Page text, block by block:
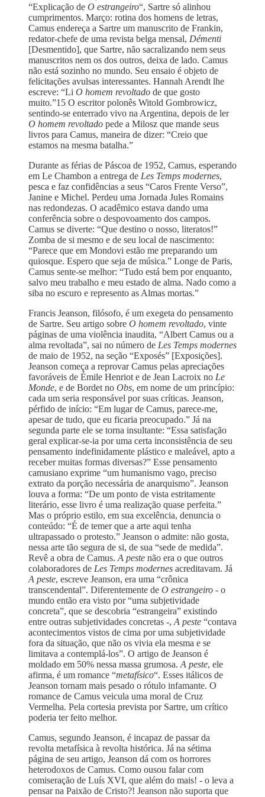
“Explicação de O estrangeiro“, Sartre só alinhou
cumprimentos. Março: rotina dos homens de letras,
Camus endereça a Sartre um manuscrito de Frankin,
redator-chefe de uma revista belga mensal, Démenti
[Desmentido], que Sartre, não sacralizando nem seus
manuscritos nem os dos outros, deixa de lado. Camus
não está sozinho no mundo. Seu ensaio é objeto de
felicitações avulsas interessantes. Hannah Arendt lhe
escreve: “Li O homem revoltado de que gosto
muito.”15 O escritor polonês Witold Gombrowicz,
sentindo-se enterrado vivo na Argentina, depois de ler
O homem revoltado pede a Milosz que mande seus
livros para Camus, maneira de dizer: “Creio que
estamos na mesma batalha.”
Durante as férias de Páscoa de 1952, Camus, esperando
em Le Chambon a entrega de Les Temps modernes,
pesca e faz confidências a seus “Caros Frente Verso”,
Janine e Michel. Perdeu uma Jornada Jules Romains
nas redondezas. O acadêmico estava dando uma
conferência sobre o despovoamento dos campos.
Camus se diverte: “Que destino o nosso, literatos!”
Zomba de si mesmo e de seu local de nascimento:
“Parece que em Mondovi estão me preparando um
quiosque. Espero que seja de música.” Longe de Paris,
Camus sente-se melhor: “Tudo está bem por enquanto,
salvo meu trabalho e meu estado de alma. Nado como a
siba no escuro e represento as Almas mortas.”
Francis Jeanson, filósofo, é um exegeta do pensamento
de Sartre. Seu artigo sobre O homem revoltado, vinte
páginas de uma violência inaudita, “Albert Camus ou a
alma revoltada”, sai no número de Les Temps modernes
de maio de 1952, na seção “Exposés” [Exposições].
Jeanson começa a reprovar Camus pelas apreciações
favoráveis de Émile Henriot e de Jean Lacroix no Le
Monde, e de Bordet no Obs, em nome de um princípio:
cada um seria responsável por suas críticas. Jeanson,
pérfido de início: “Em lugar de Camus, parece-me,
apesar de tudo, que eu ficaria preocupado.” Já na
segunda parte ele se torna insultante: “Essa satisfação
geral explicar-se-ia por uma certa inconsistência de seu
pensamento indefinidamente plástico e maleável, apto a
receber muitas formas diversas?” Esse pensamento
camusiano exprime “um humanismo vago, preciso
extrato da porção necessária de anarquismo”. Jeanson
louva a forma: “De um ponto de vista estritamente
literário, esse livro é uma realização quase perfeita.”
Mas o próprio estilo, em sua excelência, denuncia o
conteúdo: “É de temer que a arte aqui tenha
ultrapassado o protesto.” Jeanson o admite: não gosta,
nessa arte tão segura de si, de sua “sede de medida”.
Revê a obra de Camus. A peste não era o que outros
colaboradores de Les Temps modernes acreditavam. Já
A peste, escreve Jeanson, era uma “crônica
transcendental”. Diferentemente de O estrangeiro - o
mundo então era visto por “uma subjetividade
concreta”, que se descobria “estrangeira” existindo
entre outras subjetividades concretas -, A peste “contava
acontecimentos vistos de cima por uma subjetividade
fora da situação, que não os vivia ela mesma e se
limitava a contemplá-los”. O artigo de Jeanson é
moldado em 50% nessa massa grumosa. A peste, ele
afirma, é um romance “metafísico“. Esses itálicos de
Jeanson tornam mais pesado o rótulo infamante. O
romance de Camus veicula uma moral de Cruz
Vermelha. Pela cortesia prevista por Sartre, um crítico
poderia ter feito melhor.
Camus, segundo Jeanson, é incapaz de passar da
revolta metafísica à revolta histórica. Já na sétima
página de seu artigo, Jeanson dá com os horrores
heterodoxos de Camus. Como ousou falar com
comiseração de Luís XVI, que além do mais! - o leva a
pensar na Paixão de Cristo?! Jeanson não suporta que